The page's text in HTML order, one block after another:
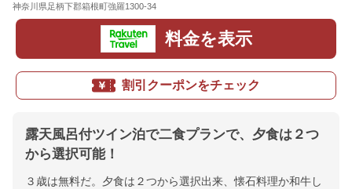
神奈川県足柄下郡箱根町強羅1300-34
料金を表示
割引クーポンをチェック
露天風呂付ツイン泊で二食プランで、夕食は２つ
から選択可能！
３歳は無料だ。夕食は２つから選択出来、懐石料理か和牛し